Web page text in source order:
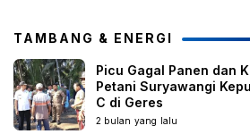
TAMBANG & ENERGI
Picu Gagal Panen dan
Petani Suryawangi
C di Geres
2 bulan yang lalu